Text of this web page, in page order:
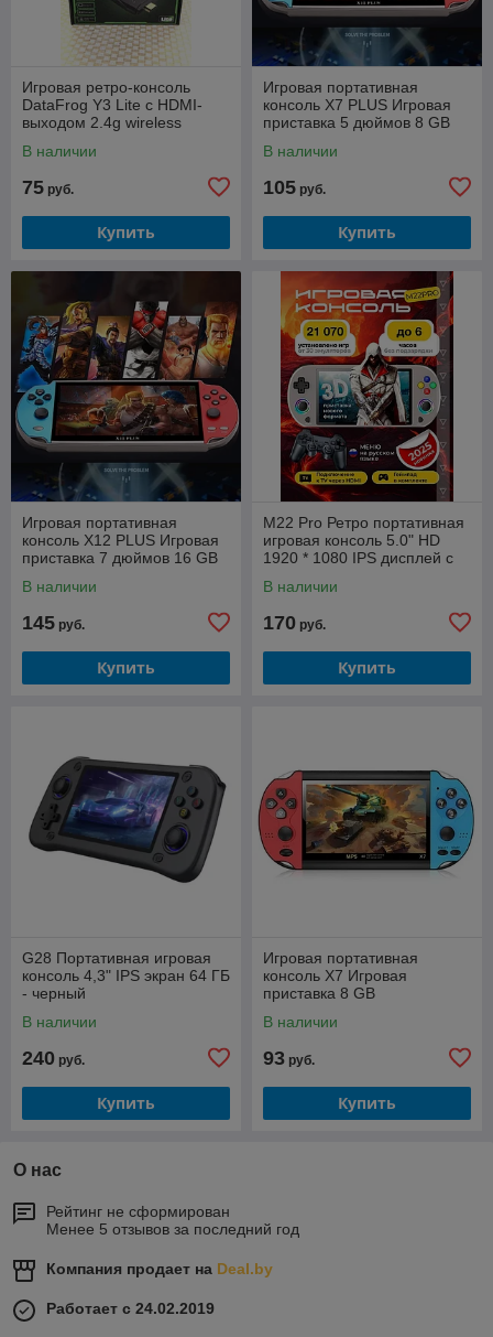
Игровая ретро-консоль
DataFrog Y3 Lite с HDMI-
выходом 2.4g wireless
В наличии
75 руб.
Купить
Игровая портативная
консоль X7 PLUS Игровая
приставка 5 дюймов 8 GB
В наличии
105 руб.
Купить
Игровая портативная
консоль X12 PLUS Игровая
приставка 7 дюймов 16 GB
В наличии
145 руб.
Купить
M22 Pro Ретро портативная
игровая консоль 5.0" HD
1920 * 1080 IPS дисплей с
В наличии
170 руб.
Купить
G28 Портативная игровая
консоль 4,3" IPS экран 64 ГБ
- черный
В наличии
240 руб.
Купить
Игровая портативная
консоль X7 Игровая
приставка 8 GB
В наличии
93 руб.
Купить
О нас
Рейтинг не сформирован
Менее 5 отзывов за последний год
Компания продает на Deal.by
Работает с 24.02.2019